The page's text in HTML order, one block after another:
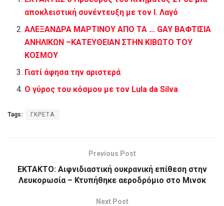
αποκλειστική συνέντευξη με τον Ι. Λαγό
ΑΛΕΞΑΝΔΡΑ ΜΑΡΤΙΝΟΥ ΑΠΟ ΤΑ … GAY ΒΑΦΤΙΣΙΑ
ΑΝΗΛΙΚΩΝ –ΚΑΤΕΥΘΕΙΑΝ ΣΤΗΝ ΚΙΒΩΤΟ ΤΟΥ
ΚΟΣΜΟΥ
Γιατί άφησα την αριστερά
Ο γύρος του κόσμου με τον Lula da Silva
Tags: ΓΚΡΕΤΑ
Previous Post
ΕΚΤΑΚΤΟ: Αιφνιδιαστική ουκρανική επίθεση στην
Λευκορωσία – Κτυπήθηκε αεροδρόμιο στο Μινσκ
Next Post